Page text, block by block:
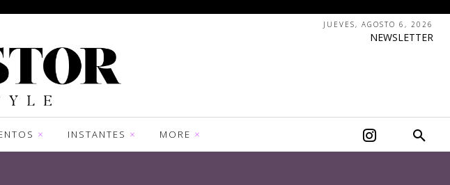
JUEVES, AGOSTO 6, 2026
NEWSLETTER
INSTANTES MORE